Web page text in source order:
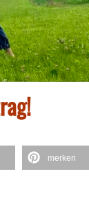
merken